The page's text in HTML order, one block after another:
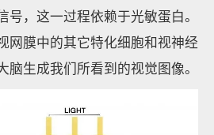
号，这一过程依赖于光敏蛋白。
网膜中的其它特化细胞和视神经
生成我们所看到的视觉图像。